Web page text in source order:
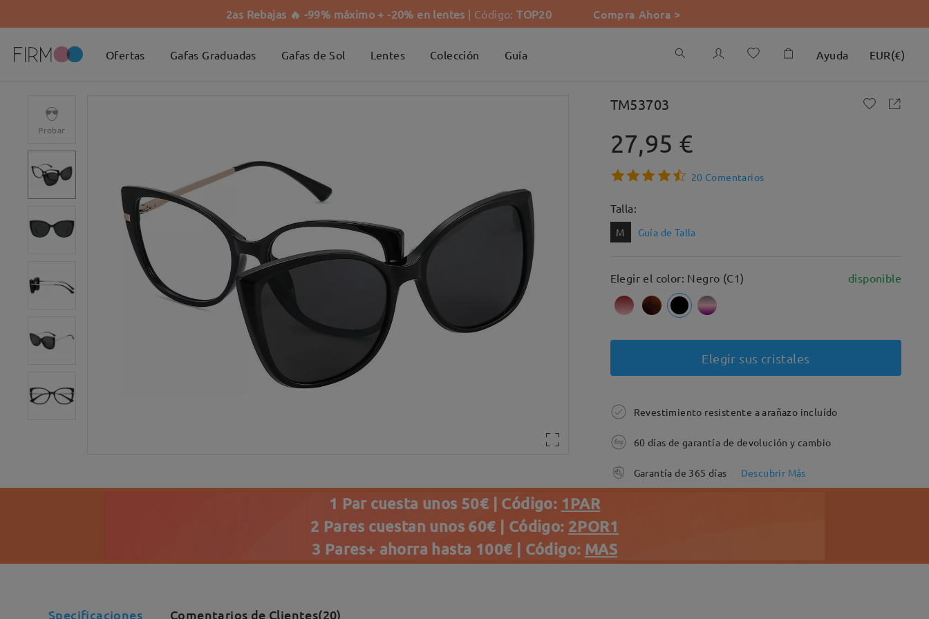
2as Rebajas 🔥 -99% máximo + -20% en lentes | Código:TOP20 Compra Ahora >
Ofertas Gafas Graduadas Gafas de Sol Lentes Colección Guía Ayuda EUR(€)
Probar
TM53703
27,95 €
20 Comentarios
Talla:
M Guía de Talla
Elegir el color: Negro (C1) disponible
Elegir sus cristales
Revestimiento resistente a arañazo incluído
60 días de garantía de devolución y cambio
Garantía de 365 días Descubrir Más
1 Par cuesta unos 50€ | Código: 1PAR
2 Pares cuestan unos 60€ | Código: 2POR1
3 Pares+ ahorra hasta 100€ | Código: MAS
Specificaciones Comentarios de Clientes(20)